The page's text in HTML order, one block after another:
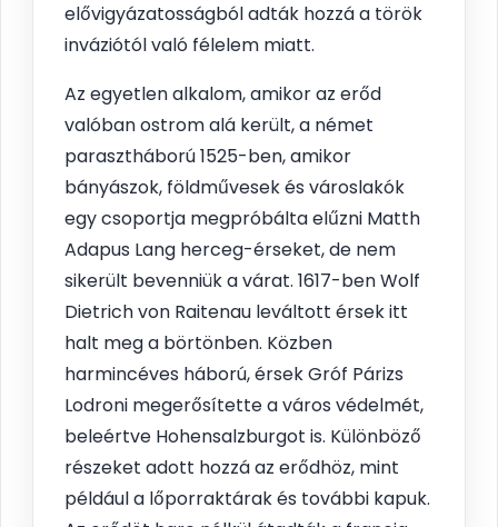
elővigyázatosságból adták hozzá a török
inváziótól való félelem miatt.
Az egyetlen alkalom, amikor az erőd
valóban ostrom alá került, a német
parasztháború 1525-ben, amikor
bányászok, földművesek és városlakók
egy csoportja megpróbálta elűzni Matth
Adapus Lang herceg-érseket, de nem
sikerült bevenniük a várat. 1617-ben Wolf
Dietrich von Raitenau leváltott érsek itt
halt meg a börtönben. Közben
harmincéves háború, érsek Gróf Párizs
Lodroni megerősítette a város védelmét,
beleértve Hohensalzburgot is. Különböző
részeket adott hozzá az erődhöz, mint
például a lőporraktárak és további kapuk.